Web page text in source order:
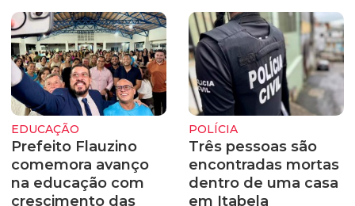
EDUCAÇÃO
Prefeito Flauzino
comemora avanço
na educação com
crescimento das
POLÍCIA
Três pessoas são
encontradas mortas
dentro de uma casa
em Itabela